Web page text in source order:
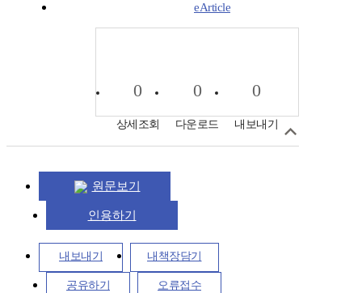
eArticle
0
상세조회
0
다운로드
0
내보내기
원문보기
인용하기
내보내기 내책장담기
공유하기 오류접수